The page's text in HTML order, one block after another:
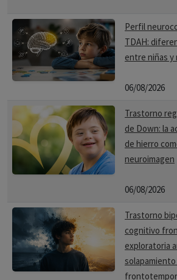
Perfil
TDAH:
entre niñas y
06/08/2026
Trastorno
de Down: la
de hierro
neuroimagen
06/08/2026
Trastorno
cognitivo
exploratoria